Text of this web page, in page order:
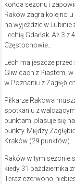
końca sezonu i
Raków zagra kolejno u
na wyjeździe w Lubinie
Lechią Gdańsk. Aż 3
Częstochowie…
Lech ma jeszcze
Gliwicach z Piastem,
w Poznaniu z
Piłkarze Rakowa
spotkaniu z
punktami plasuje się
punkty. Między
Kraków (29 punktów).
Raków w tym sezonie
kiedy 31 października
Teraz czerwono-